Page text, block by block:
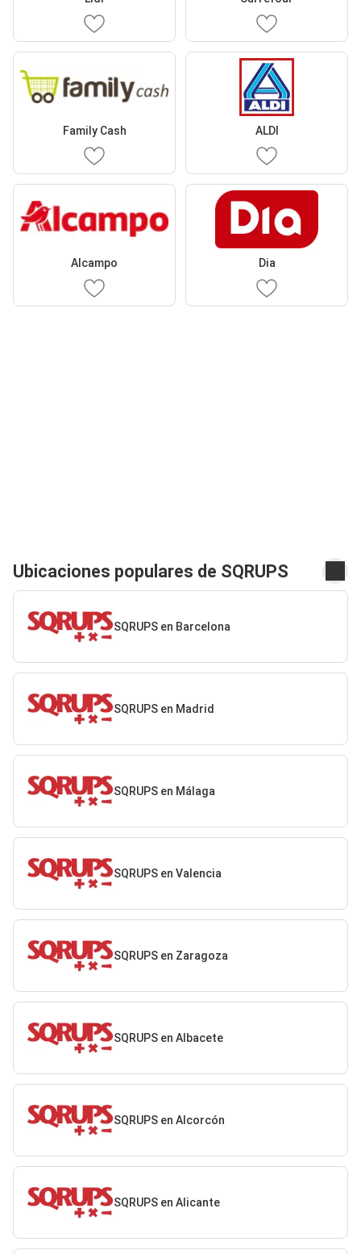
Family Cash ALDI
Alcampo Dia
Ubicaciones populares de SQRUPS
SQRUPS en Barcelona
SQRUPS en Madrid
SQRUPS en Málaga
SQRUPS en Valencia
SQRUPS en Zaragoza
SQRUPS en Albacete
SQRUPS en Alcorcón
SQRUPS en Alicante